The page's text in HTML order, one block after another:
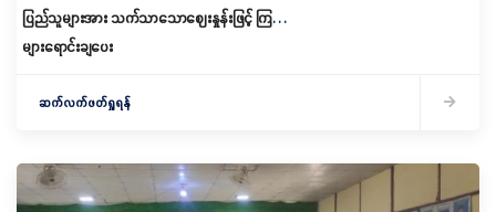
ပြည်သူများအား သက်သာသောဈေးနှုန်းဖြင့် ကြက်ဥ
များရောင်းချပေး
ဆက်လက်ဖတ်ရှုရန်